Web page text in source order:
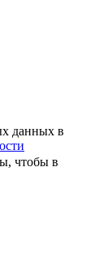
данных в
чтобы в